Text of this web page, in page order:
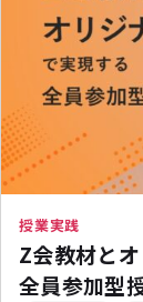
授業実践
Z会教材と
全員参加型